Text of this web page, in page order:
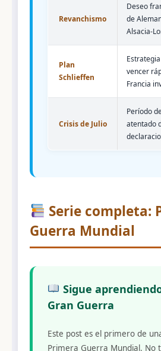
Revanchismo
Deseo
de
Alsacia-
Plan
Schlieffen
vencer
Francia
Crisis de Julio
Período
atentado
Serie completa:
Guerra Mundial
Sigue
Gran Guerra
Este post es el primero de
Primera Guerra Mundial. No